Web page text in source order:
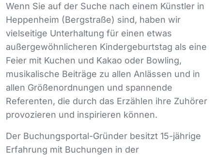
Wenn Sie auf der Suche nach einem Künstler in
Heppenheim (Bergstraße) sind, haben wir
vielseitige Unterhaltung für einen etwas
außergewöhnlicheren Kindergeburtstag als eine
Feier mit Kuchen und Kakao oder Bowling,
musikalische Beiträge zu allen Anlässen und in
allen Größenordnungen und spannende
Referenten, die durch das Erzählen ihre Zuhörer
provozieren und inspirieren können.
Der Buchungsportal-Gründer besitzt 15-jährige
Erfahrung mit Buchungen in der